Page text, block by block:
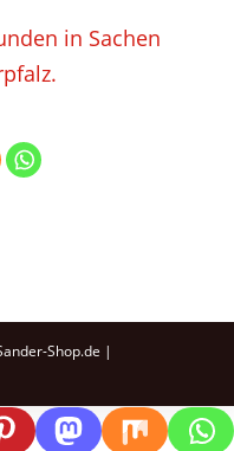
in Sachen
Shop.de |